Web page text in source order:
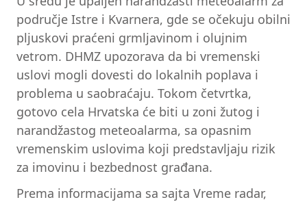
područje Istre i Kvarnera, gde se očekuju obilni
pljuskovi praćeni grmljavinom i olujnim
vetrom. DHMZ upozorava da bi vremenski
uslovi mogli dovesti do lokalnih poplava i
problema u saobraćaju. Tokom četvrtka,
gotovo cela Hrvatska će biti u zoni žutog i
narandžastog meteoalarma, sa opasnim
vremenskim uslovima koji predstavljaju rizik
za imovinu i bezbednost građana.
Prema informacijama sa sajta Vreme radar,